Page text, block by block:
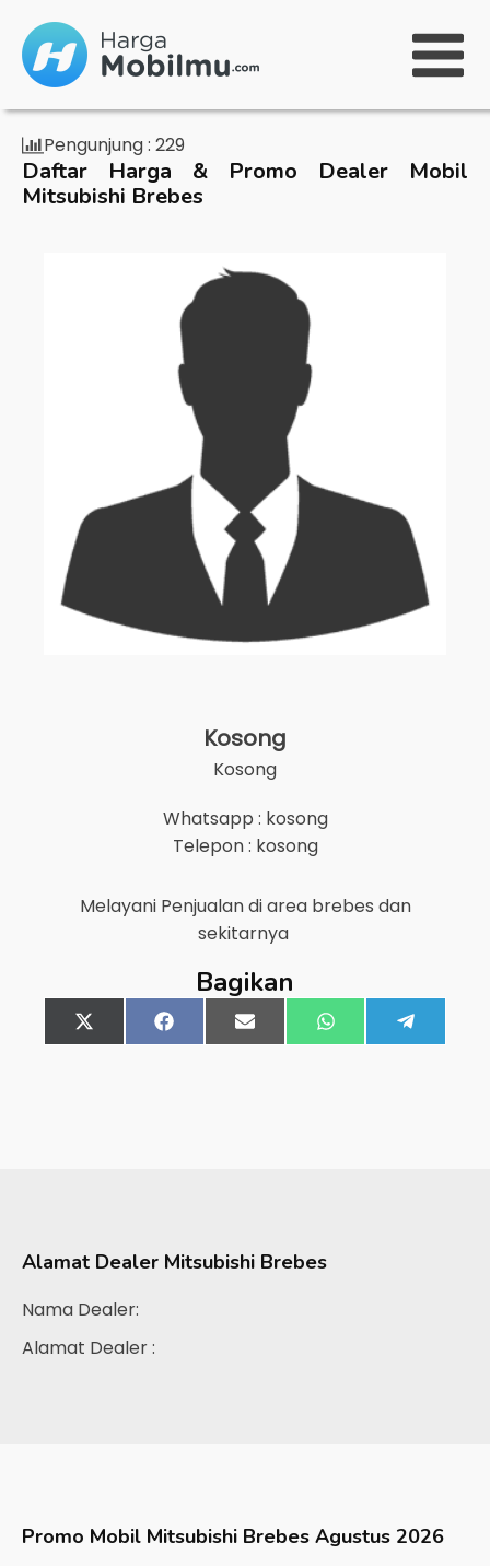
Pengunjung : 229
Daftar Harga & Promo Dealer Mobil
Mitsubishi Brebes
Kosong
Kosong
Whatsapp : kosong
Telepon : kosong
Melayani Penjualan di area brebes dan
sekitarnya
Bagikan
Share
on
X
(Twitter)
Share
on
FacebookShare
on
Email Share
on
WhatsApp
on
Alamat Dealer Mitsubishi Brebes
Nama Dealer:
Alamat Dealer :
Promo Mobil Mitsubishi Brebes Agustus 2026